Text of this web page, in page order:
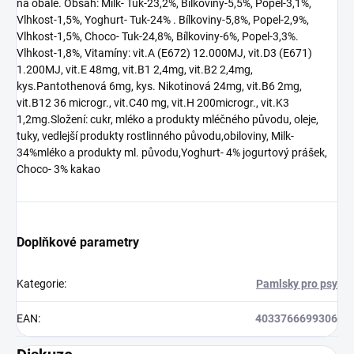
na obale. Obsah: Milk- Tuk-23,2%, Bílkoviny-5,5%, Popel-3,1%,
Vlhkost-1,5%, Yoghurt- Tuk-24% . Bílkoviny-5,8%, Popel-2,9%,
Vlhkost-1,5%, Choco- Tuk-24,8%, Bílkoviny-6%, Popel-3,3%.
Vlhkost-1,8%, Vitamíny: vit.A (E672) 12.000MJ, vit.D3 (E671)
1.200MJ, vit.E 48mg, vit.B1 2,4mg, vit.B2 2,4mg,
kys.Pantothenová 6mg, kys. Nikotinová 24mg, vit.B6 2mg,
vit.B12 36 microgr., vit.C40 mg, vit.H 200microgr., vit.K3
1,2mg.Složení: cukr, mléko a produkty mléčného původu, oleje,
tuky, vedlejší produkty rostlinného původu,obiloviny, Milk-
34%mléko a produkty ml. původu,Yoghurt- 4% jogurtový prášek,
Choco- 3% kakao
Doplňkové parametry
Kategorie: Pamlsky pro psy
EAN: 4033766699306